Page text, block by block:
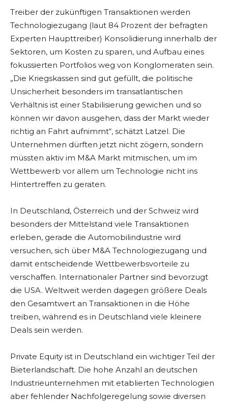
Treiber der zukünftigen Transaktionen werden
Technologiezugang (laut 84 Prozent der befragten
Experten Haupttreiber) Konsolidierung innerhalb der
Sektoren, um Kosten zu sparen, und Aufbau eines
fokussierten Portfolios weg von Konglomeraten sein.
„Die Kriegskassen sind gut gefüllt, die politische
Unsicherheit besonders im transatlantischen
Verhältnis ist einer Stabilisierung gewichen und so
können wir davon ausgehen, dass der Markt wieder
richtig an Fahrt aufnimmt“, schätzt Latzel. Die
Unternehmen dürften jetzt nicht zögern, sondern
müssten aktiv im M&A Markt mitmischen, um im
Wettbewerb vor allem um Technologie nicht ins
Hintertreffen zu geraten.
In Deutschland, Österreich und der Schweiz wird
besonders der Mittelstand viele Transaktionen
erleben, gerade die Automobilindustrie wird
versuchen, sich über M&A Technologiezugang und
damit entscheidende Wettbewerbsvorteile zu
verschaffen. Internationaler Partner sind bevorzugt
die USA. Weltweit werden dagegen größere Deals
den Gesamtwert an Transaktionen in die Höhe
treiben, während es in Deutschland viele kleinere
Deals sein werden.
Private Equity ist in Deutschland ein wichtiger Teil der
Bieterlandschaft. Die hohe Anzahl an deutschen
Industrieunternehmen mit etablierten Technologien
aber fehlender Nachfolgeregelung sowie diversen